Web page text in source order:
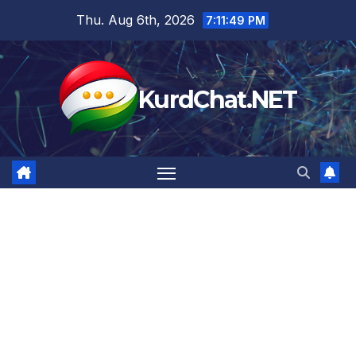
content
Thu. Aug 6th, 2026 7:11:49 PM
KurdChat.NET